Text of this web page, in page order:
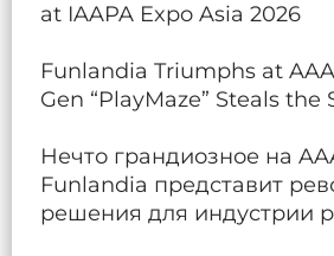
at IAAPA Expo Asia 2026
Funlandia Triumphs at
Gen “PlayMaze” Steals the
Нечто грандиозное на
Funlandia представит
решения для индустрии